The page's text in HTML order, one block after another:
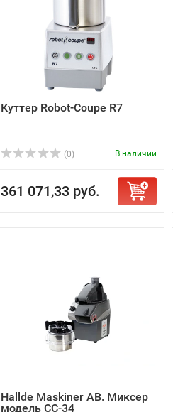
Куттер Robot-Coupe R7
(0) В наличии
361 071,33 руб.
Hallde Maskiner AB. Миксер
модель СС-34